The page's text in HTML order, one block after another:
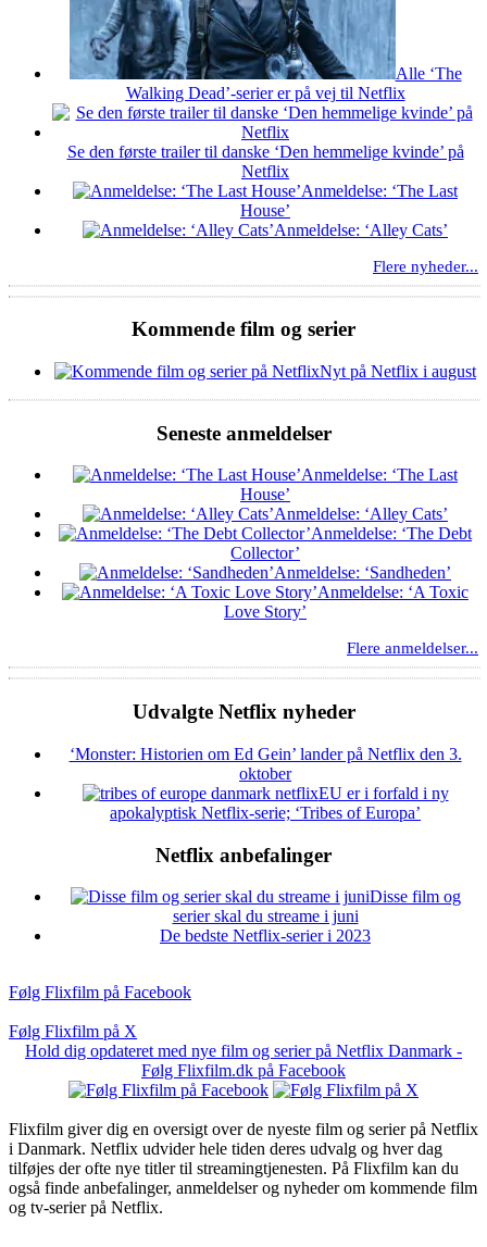
Alle ‘The
Walking Dead’-serier er på vej til Netflix
Se den første trailer til danske ‘Den hemmelige kvinde’ på
Netflix
Anmeldelse: ‘The Last
House’
Anmeldelse: ‘Alley Cats’
Flere nyheder...
Kommende film og serier
Nyt på Netflix i august
Seneste anmeldelser
Anmeldelse: ‘The Last
House’
Anmeldelse: ‘Alley Cats’
Anmeldelse: ‘The Debt
Collector’
Anmeldelse: ‘Sandheden’
Anmeldelse: ‘A Toxic
Love Story’
Flere anmeldelser...
Udvalgte Netflix nyheder
‘Monster: Historien om Ed Gein’ lander på Netflix den 3.
oktober
EU er i forfald i ny
apokalyptisk Netflix-serie; ‘Tribes of Europa’
Netflix anbefalinger
Disse film og
serier skal du streame i juni
De bedste Netflix-serier i 2023
Følg Flixfilm på Facebook
Følg Flixfilm på X
Hold dig opdateret med nye film og serier på Netflix Danmark -
Følg Flixfilm.dk på Facebook
Flixfilm giver dig en oversigt over de nyeste film og serier på Netflix
i Danmark. Netflix udvider hele tiden deres udvalg og hver dag
tilføjes der ofte nye titler til streamingtjenesten. På Flixfilm kan du
også finde anbefalinger, anmeldelser og nyheder om kommende film
og tv-serier på Netflix.